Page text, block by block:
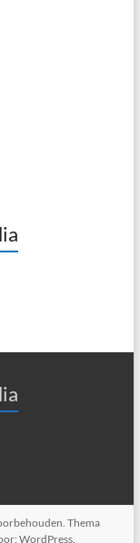
Thema
WordPress.